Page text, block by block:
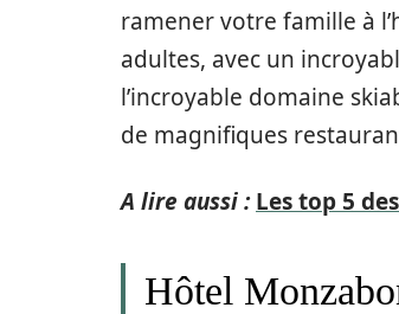
ramener votre famille à
adultes, avec un
l’incroyable domaine
de magnifiques
A lire aussi : Les top 5
Hôtel